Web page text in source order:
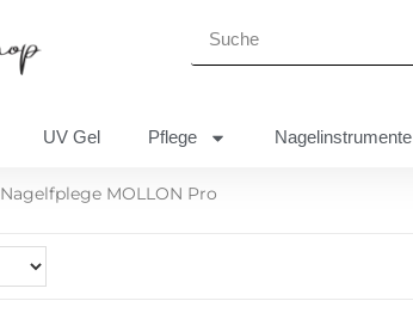
UV Gel Pflege Nagelinstrumente
Nagelfplege MOLLON Pro